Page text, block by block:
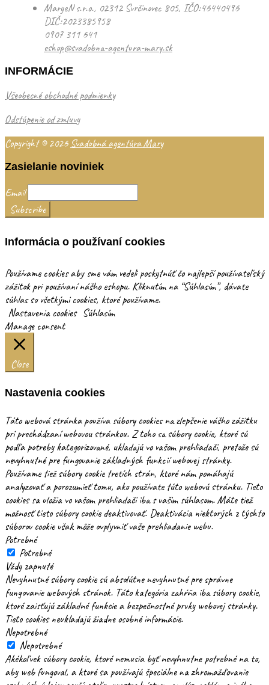
MaryeN s.r.o., 02312 Svrčinovec 805, IČO:46440496
DIČ:2023385958
0907 311 641
eshop@svadobna-agentura-mary.sk
INFORMÁCIE
Všeobecné obchodné podmienky
Odstúpenie od zmluvy
Copyright © 2026 Svadobná agentúra Mary
Zasielanie noviniek
Email
Informácia o používaní cookies
Používame cookies aby sme vám vedeli poskytnúť čo najlepší používateľský
zážitok pri používaní nášho eshopu. Kliknutím na “Súhlasím”, dávate
súhlas so všetkými cookies, ktoré používame.
Nastavenia cookies Súhlasím
Manage consent
Close
Nastavenia cookies
Táto webová stránka používa súbory cookies na zlepšenie vášho zážitku
pri prechádzaní webovou stránkou. Z toho sa súbory cookie, ktoré sú
podľa potreby kategorizované, ukladajú vo vašom prehliadači, pretože sú
nevyhnutné pre fungovanie základných funkcií webovej stránky.
Používame tiež súbory cookie tretích strán, ktoré nám pomáhajú
analyzovať a porozumieť tomu, ako používate túto webovú stránku. Tieto
cookies sa uložia vo vašom prehliadači iba s vašim súhlasom. Máte tiež
možnosť tieto súbory cookie deaktivovať. Deaktivácia niektorých z týchto
súborov cookie však môže ovplyvniť vaše prehliadanie webu.
Potrebné
Potrebné
Vždy zapnuté
Nevyhnutné súbory cookie sú absolútne nevyhnutné pre správne
fungovanie webových stránok. Táto kategória zahŕňa iba súbory cookie,
ktoré zaisťujú základné funkcie a bezpečnostné prvky webovej stránky.
Tieto cookies neukladajú žiadne osobné informácie.
Nepotrebné
Nepotrebné
Akékoľvek súbory cookie, ktoré nemusia byť nevyhnutne potrebné na to,
aby web fungoval, a ktoré sa používajú špeciálne na zhromažďovanie